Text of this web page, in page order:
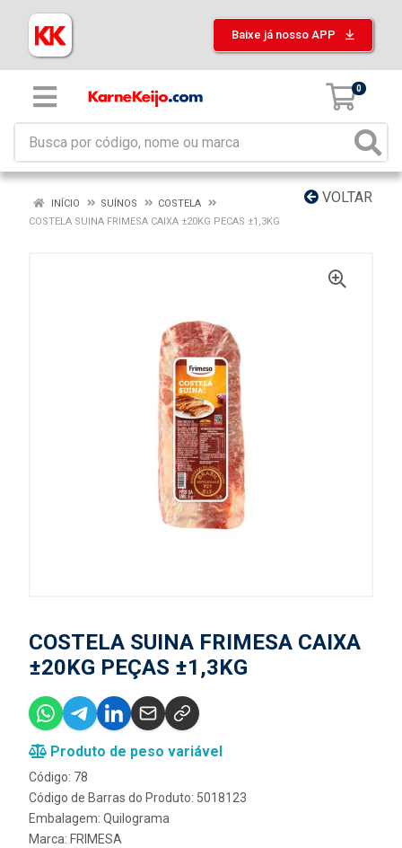
Baixe já nosso APP
0
VOLTAR
INÍCIO SUÍNOS
COSTELA
COSTELA SUINA FRIMESA CAIXA ±20KG PECAS ±1,3KG
COSTELA SUINA FRIMESA CAIXA
±20KG PEÇAS ±1,3KG
Produto de peso variável
Código: 78
Código de Barras do Produto: 5018123
Embalagem: Quilograma
Marca: FRIMESA